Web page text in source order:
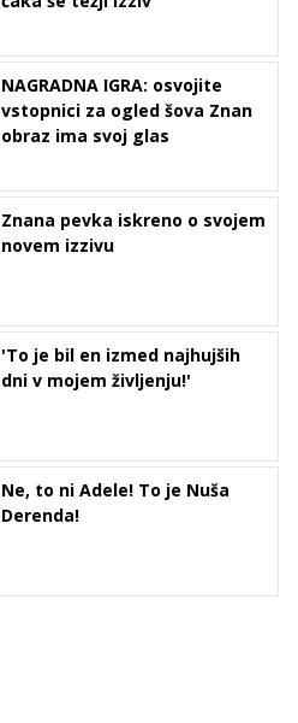
NAGRADNA IGRA: osvojite
vstopnici za ogled šova Znan
obraz ima svoj glas
Znana pevka iskreno o svojem
novem izzivu
'To je bil en izmed najhujših
dni v mojem življenju!'
Ne, to ni Adele! To je Nuša
Derenda!